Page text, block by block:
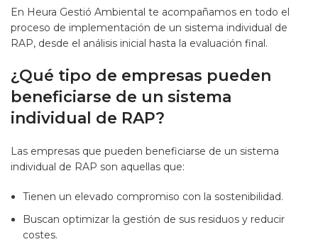
En Heura Gestió Ambiental te acompañamos en todo el
proceso de implementación de un sistema individual de
RAP, desde el análisis inicial hasta la evaluación final.
¿Qué tipo de empresas pueden
beneficiarse de un sistema
individual de RAP?
Las empresas que pueden beneficiarse de un sistema
individual de RAP son aquellas que:
Tienen un elevado compromiso con la sostenibilidad.
Buscan optimizar la gestión de sus residuos y reducir
costes.